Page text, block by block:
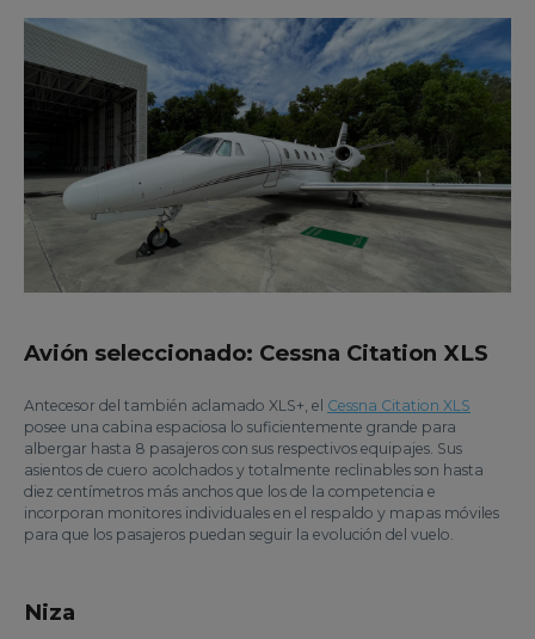
Avión seleccionado: Cessna Citation XLS
Antecesor del también aclamado XLS+, el Cessna Citation XLS
posee una cabina espaciosa lo suficientemente grande para
albergar hasta 8 pasajeros con sus respectivos equipajes. Sus
asientos de cuero acolchados y totalmente reclinables son hasta
diez centímetros más anchos que los de la competencia e
incorporan monitores individuales en el respaldo y mapas móviles
para que los pasajeros puedan seguir la evolución del vuelo.
Niza